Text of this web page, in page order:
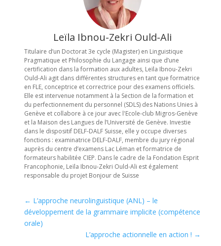
Leïla Ibnou-Zekri Ould-Ali
Titulaire d’un Doctorat 3e cycle (Magister) en Linguistique
Pragmatique et Philosophie du Langage ainsi que d’une
certification dans la formation aux adultes, Leïla Ibnou-Zekri
Ould-Ali agit dans différentes structures en tant que formatrice
en FLE, conceptrice et correctrice pour des examens officiels.
Elle est intervenue notamment à la Section de la formation et
du perfectionnement du personnel (SDLS) des Nations Unies à
Genève et collabore à ce jour avec l'Ecole-club Migros-Genève
et la Maison des Langues de l’Université de Genève. Investie
dans le dispositif DELF-DALF Suisse, elle y occupe diverses
fonctions : examinatrice DELF-DALF, membre du jury régional
auprès du centre d’examens Lac Léman et formatrice de
formateurs habilitée CIEP. Dans le cadre de la Fondation Esprit
Francophonie, Leïla Ibnou-Zekri Ould-Ali est également
responsable du projet Bonjour de Suisse
← L’approche neurolinguistique (ANL) – le
développement de la grammaire implicite (compétence
orale)
L’approche actionnelle en action ! →